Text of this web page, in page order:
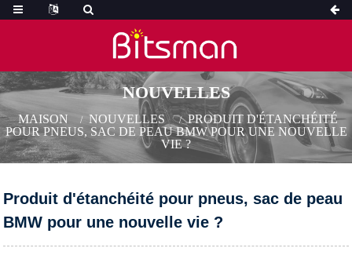
NOUVELLES
MAISON NOUVELLES
PRODUIT D'ÉTANCHÉITÉ
POUR PNEUS, SAC DE PEAU BMW POUR UNE NOUVELLE
VIE ?
Produit d'étanchéité pour pneus, sac de peau
BMW pour une nouvelle vie ?